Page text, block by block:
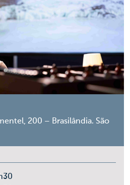
200 – Brasilândia. São